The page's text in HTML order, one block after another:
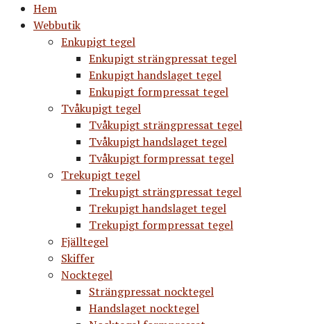
Hem
Webbutik
Enkupigt tegel
Enkupigt strängpressat tegel
Enkupigt handslaget tegel
Enkupigt formpressat tegel
Tvåkupigt tegel
Tvåkupigt strängpressat tegel
Tvåkupigt handslaget tegel
Tvåkupigt formpressat tegel
Trekupigt tegel
Trekupigt strängpressat tegel
Trekupigt handslaget tegel
Trekupigt formpressat tegel
Fjälltegel
Skiffer
Nocktegel
Strängpressat nocktegel
Handslaget nocktegel